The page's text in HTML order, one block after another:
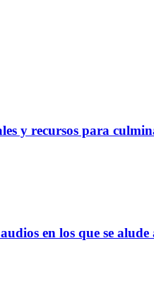
y recursos para
en los que se